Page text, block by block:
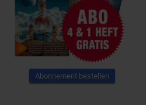
Abonnement bestellen